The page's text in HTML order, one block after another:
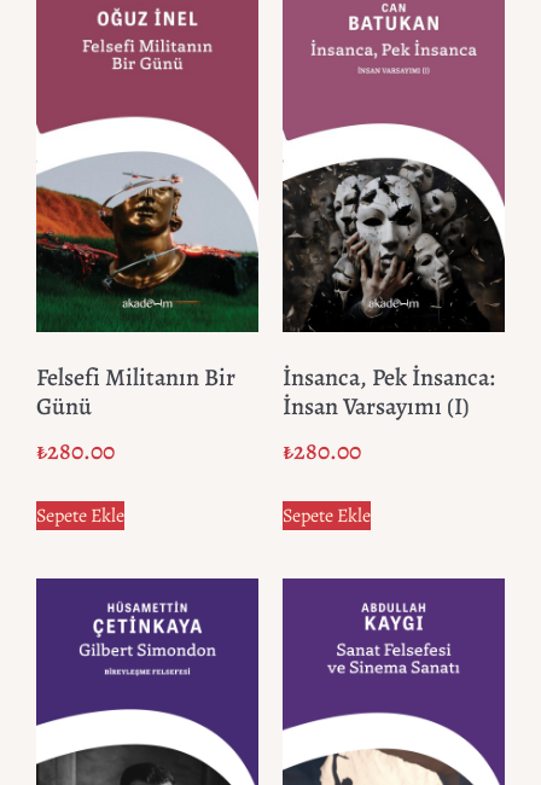
Felsefi Militanın Bir
Günü
₺280.00
Sepete Ekle
İnsanca, Pek İnsanca:
İnsan Varsayımı (I)
₺280.00
Sepete Ekle